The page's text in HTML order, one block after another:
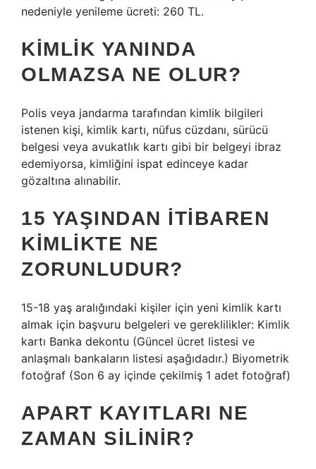
nedeniyle yenileme ücreti: 260 TL.
KIMLIK YANINDA
OLMAZSA NE OLUR?
Polis veya jandarma tarafından kimlik bilgileri
istenen kişi, kimlik kartı, nüfus cüzdanı, sürücü
belgesi veya avukatlık kartı gibi bir belgeyi ibraz
edemiyorsa, kimliğini ispat edinceye kadar
gözaltına alınabilir.
15 YAŞINDAN ITIBAREN
KIMLIKTE NE
ZORUNLUDUR?
15-18 yaş aralığındaki kişiler için yeni kimlik kartı
almak için başvuru belgeleri ve gereklilikler: Kimlik
kartı Banka dekontu (Güncel ücret listesi ve
anlaşmalı bankaların listesi aşağıdadır.) Biyometrik
fotoğraf (Son 6 ay içinde çekilmiş 1 adet fotoğraf)
APART KAYITLARI NE
ZAMAN SILINIR?